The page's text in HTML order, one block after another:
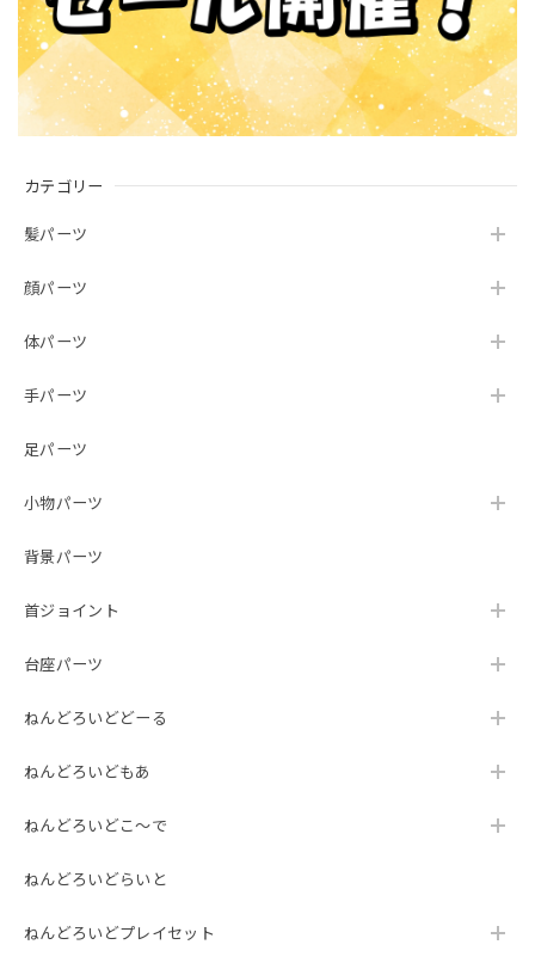
カテゴリー
髪パーツ
顔パーツ
体パーツ
手パーツ
足パーツ
小物パーツ
背景パーツ
首ジョイント
台座パーツ
ねんどろいどどーる
ねんどろいどもあ
ねんどろいどこ～で
ねんどろいどらいと
ねんどろいどプレイセット